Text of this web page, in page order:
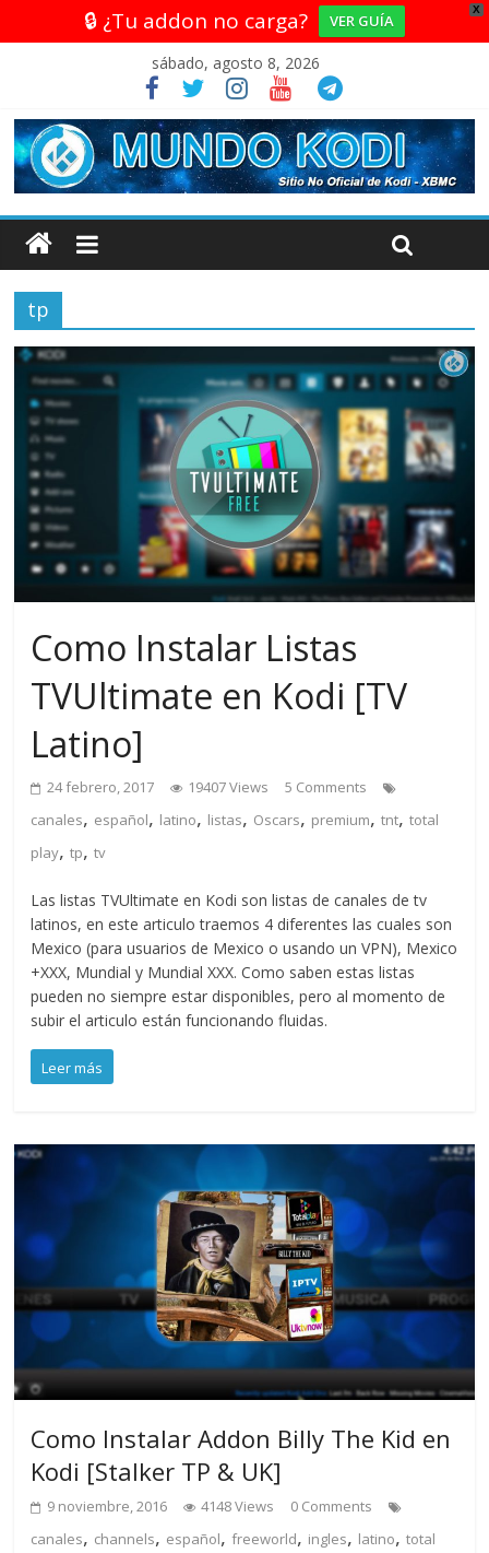
X
🔒 ¿Tu addon no carga? VER GUÍA
sábado, agosto 8, 2026
tp
Como Instalar Listas
TVUltimate en Kodi [TV
Latino]
24 febrero, 2017 19407 Views
5 Comments
canales, español, latino, listas, Oscars, premium,tnt,total
play,tp,tv
Las listas TVUltimate en Kodi son listas de canales de tv
latinos, en este articulo traemos 4 diferentes las cuales son
Mexico (para usuarios de Mexico o usando un VPN), Mexico
+XXX, Mundial y Mundial XXX. Como saben estas listas
pueden no siempre estar disponibles, pero al momento de
subir el articulo están funcionando fluidas.
Leer más
Como Instalar Addon Billy The Kid en
Kodi [Stalker TP & UK]
9 noviembre, 2016 4148 Views
0 Comments
canales, channels, español,freeworld, ingles, latino,total